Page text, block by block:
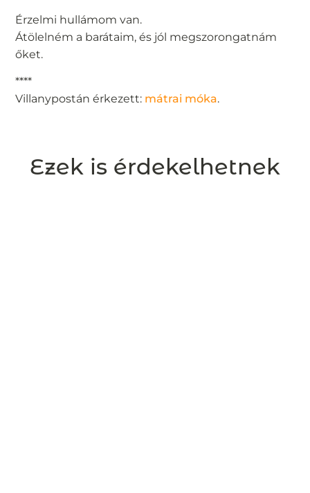
Érzelmi hullámom van.
Átölelném a barátaim, és jól megszorongatnám
őket.
****
Villanypostán érkezett: mátrai móka.
Ezek is érdekelhetnek